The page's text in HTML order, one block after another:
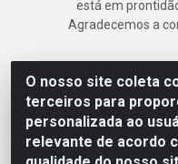
O nosso site coleta
terceiros para
personalizada ao
relevante de acordo
está em
Agradecemos a
Deskontão Atacado - Av.
Imbiribeira - Recife/PE -